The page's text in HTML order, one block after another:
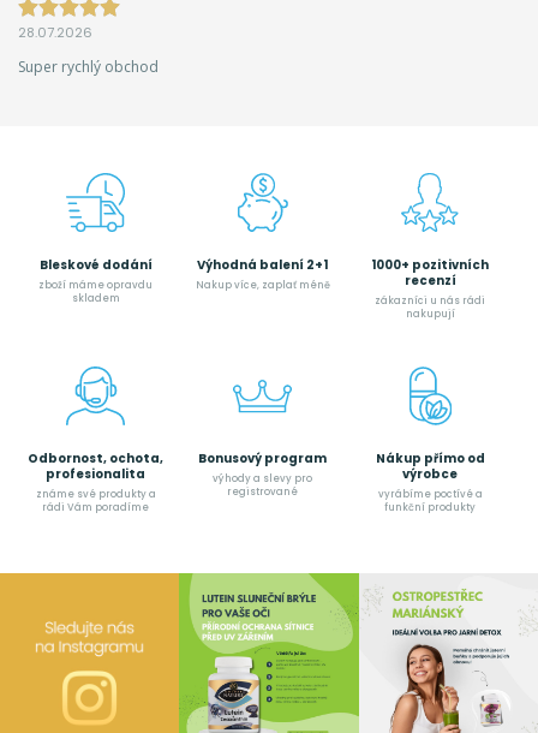
28.07.2026
Super rychlý obchod
Bleskové dodání
zboží máme opravdu
skladem
Výhodná balení 2+1
Nakup více, zaplať méně
1000+ pozitivních
recenzí
zákazníci u nás rádi
nakupují
Odbornost, ochota,
profesionalita
známe své produkty a
rádi Vám poradíme
Bonusový program
výhody a slevy pro
registrované
Nákup přímo od
výrobce
vyrábíme poctívé a
funkční produkty